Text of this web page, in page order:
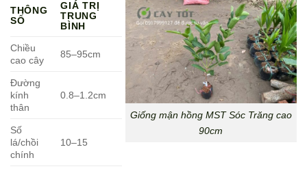
THÔNG
SỐ
GIÁ TRỊ
TRUNG
BÌNH
Chiều
cao cây
85–95cm
Đường
kính
thân
0.8–1.2cm
Số
lá/chồi
chính
10–15
Giống mận hồng MST Sóc Trăng cao
90cm